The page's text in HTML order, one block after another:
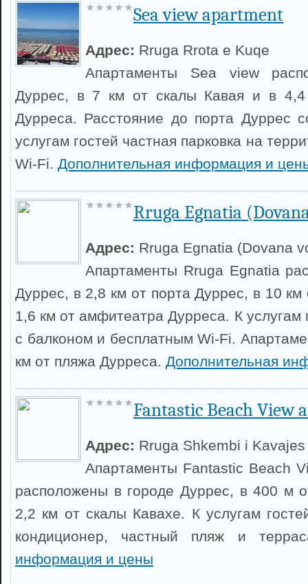
Sea view apartment
Адрес: Rruga Rrota e Kuqe
Апартаменты Sea view
Дуррес, в 7 км от скалы Кавая и в
Дурреса. Расстояние до порта Дуррес
услугам гостей частная парковка на
Wi-Fi. Дополнительная информация и
Rruga Egnatia
Адрес: Rruga Egnatia (Dovana
Апартаменты Rruga Egnatia
Дуррес, в 2,8 км от порта Дуррес, в 10 км
1,6 км от амфитеатра Дурреса. К услугам
с балконом и бесплатным Wi-Fi.
км от пляжа Дурреса. Дополнительная
Fantastic Beach View
Адрес: Rruga Shkembi i Kavajes
Апартаменты Fantastic Beach
расположены в городе Дуррес, в 400 м
2,2 км от скалы Кавахе. К услугам
кондиционер, частный пляж и
информация и цены